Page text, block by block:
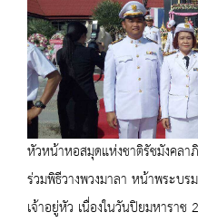
หัวหน้าหอสมุดแห่งชาติรัชมังคล
ร่วมพิธีวางพวงมาลา หน้าพระบ
เจ้าอยู่หัว เนื่องในวันปิยมหาราช